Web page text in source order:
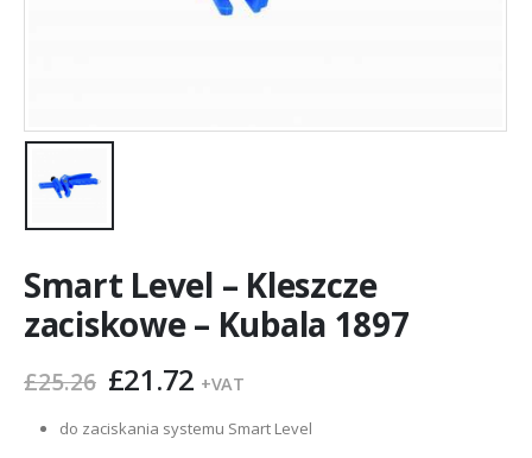
Smart Level – Kleszcze
zaciskowe – Kubala 1897
£25.26 Pierwotna
wynosiła:
£21.72Aktualna
wynosi:
+VAT
do zaciskania systemu Smart Level